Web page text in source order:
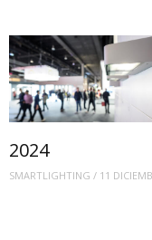
2024
SMARTLIGHTING / 11